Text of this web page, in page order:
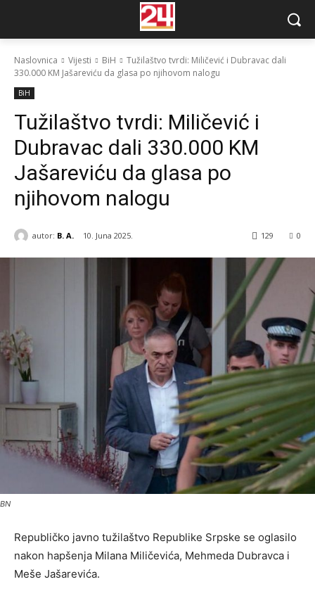
Naslovnica Vijesti BiH
Tužilaštvo tvrdi: Miličević i Dubravac dali
330.000 KM Jašareviću da glasa po njihovom nalogu
BiH
Tužilaštvo tvrdi: Miličević i
Dubravac dali 330.000 KM
Jašareviću da glasa po
njihovom nalogu
autor: B. A. 10. Juna 2025. 0
129
BN
Republičko javno tužilaštvo Republike Srpske se oglasilo
nakon hapšenja Milana Miličevića, Mehmeda Dubravca i
Meše Jašarevića.